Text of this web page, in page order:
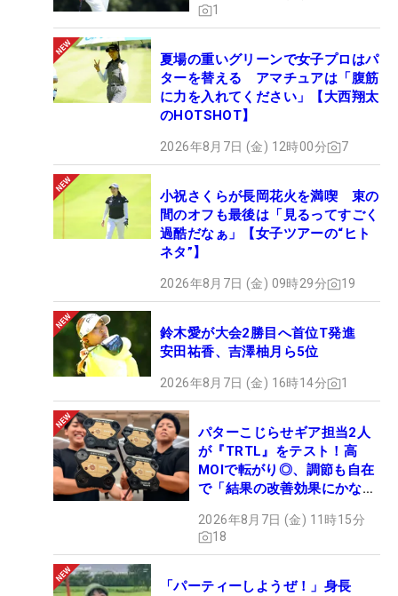
1
夏場の重いグリーンで女子プロはパ
ターを替える アマチュアは「腹筋
に力を入れてください」【大西翔太
のHOTSHOT】
2026年8月7日 (金) 12時00分 7
小祝さくらが長岡花火を満喫 束の
間のオフも最後は「見るってすごく
過酷だなぁ」【女子ツアーの“ヒト
ネタ”】
2026年8月7日 (金) 09時29分 19
鈴木愛が大会2勝目へ首位T発進
安田祐香、吉澤柚月ら5位
2026年8月7日 (金) 16時14分 1
パターこじらせギア担当2人
が『TRTL』をテスト！高
MOIで転がり◎、調節も自在
で「結果の改善効果にかなり
2026年8月7日 (金) 11時15分
18
「パーティーしようぜ！」身長